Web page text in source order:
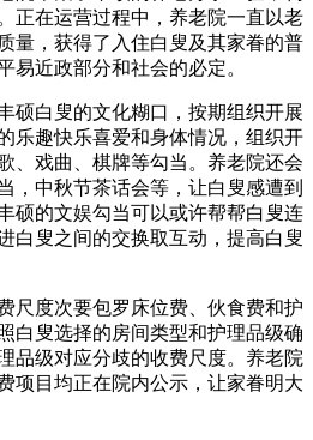
正在运营过程中，养老院一直以老
量，获得了入住白叟及其家眷的普
易近政部分和社会的必定。
白叟的文化糊口，按期组织开展
乐趣快乐喜爱和身体情况，组织开
、戏曲、棋牌等勾当。养老院还会
，中秋节茶话会等，让白叟感遭到
硕的文娱勾当可以或许帮帮白叟连
白叟之间的交换取互动，提高白叟
度次要包罗床位费、伙食费和护
白叟选择的房间类型和护理品级确
品级对应分歧的收费尺度。养老院
项目均正在院内公示，让家眷明大